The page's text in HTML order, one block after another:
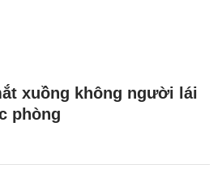
xuồng không người lái
phòng